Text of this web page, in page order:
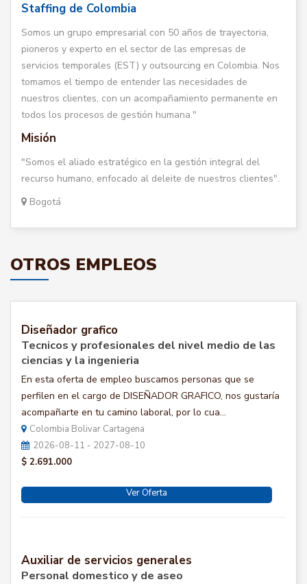
Staffing de Colombia
Somos un grupo empresarial con 50 años de trayectoria,
pioneros y experto en el sector de las empresas de
servicios temporales (EST) y outsourcing en Colombia. Nos
tomamos el tiempo de entender las necesidades de
nuestros clientes, con un acompañamiento permanente en
todos los procesos de gestión humana."
Misión
"Somos el aliado estratégico en la gestión integral del
recurso humano, enfocado al deleite de nuestros clientes".
Bogotá
OTROS EMPLEOS
Diseñador grafico
Tecnicos y profesionales del nivel medio de las
ciencias y la ingenieria
En esta oferta de empleo buscamos personas que se
perfilen en el cargo de DISEÑADOR GRAFICO, nos gustaría
acompañarte en tu camino laboral, por lo cua...
Colombia Bolivar Cartagena
2026-08-11 - 2027-08-10
$ 2.691.000
Ver Oferta
Auxiliar de servicios generales
Personal domestico y de aseo